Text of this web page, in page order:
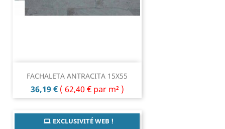
FACHALETA ANTRACITA 15X55
Prix
36,19 € ( 62,40 € par m² )
EXCLUSIVITÉ WEB !